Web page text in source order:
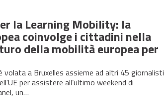
la Learning Mobility: la
coinvolge i cittadini nella
della mobilità europea per
volata a Bruxelles assieme ad altri 45 giornalisti
per assistere all’ultimo weekend di
un…